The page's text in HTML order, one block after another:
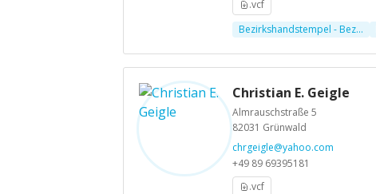
.vcf
Bezirkshandstempel - Bez...
Christian E. Geigle
Almrauschstraße 5
82031 Grünwald
chrgeigle@yahoo.com
+49 89 69395181
.vcf